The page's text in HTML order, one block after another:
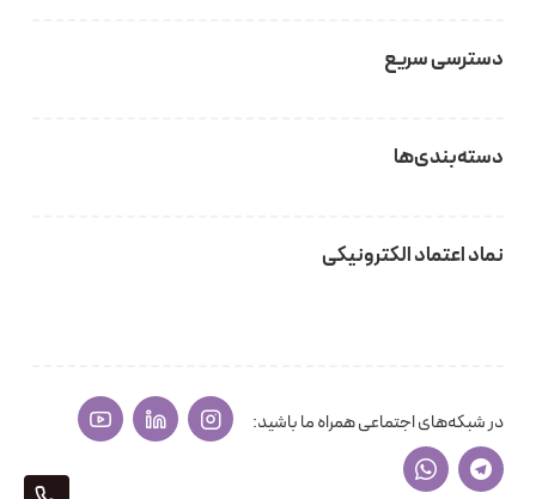
دسترسی سریع
دسته‌بندی‌ها
نماد اعتماد الکترونیکی
در شبکه‌های اجتماعی همراه ما باشید: